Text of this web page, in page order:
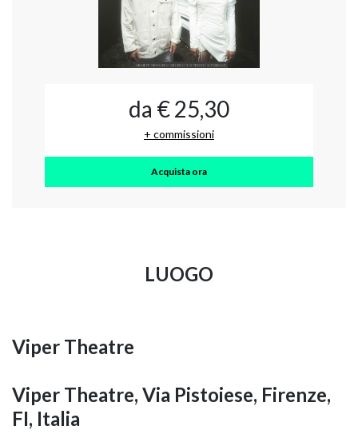
da € 25,30
+ commissioni
Acquista ora
LUOGO
Viper Theatre
Viper Theatre, Via Pistoiese, Firenze,
FI, Italia